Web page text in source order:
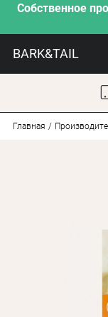
Собственное
BARK&TAIL
Главная